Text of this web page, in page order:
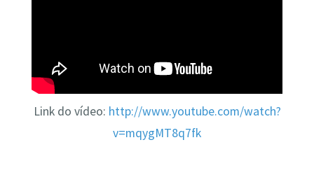
Link do vídeo: http://www.youtube.com/watch?
v=mqygMT8q7fk